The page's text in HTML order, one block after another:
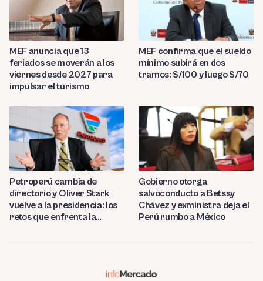
MEF anuncia que 13
feriados se moverán a los
viernes desde 2027 para
impulsar el turismo
MEF confirma que el sueldo
mínimo subirá en dos
tramos: S/100 y luego S/70
Petroperú cambia de
directorio y Oliver Stark
vuelve a la presidencia: los
retos que enfrenta la
Gobierno otorga
salvoconducto a Betssy
Chávez y exministra deja el
Perú rumbo a México